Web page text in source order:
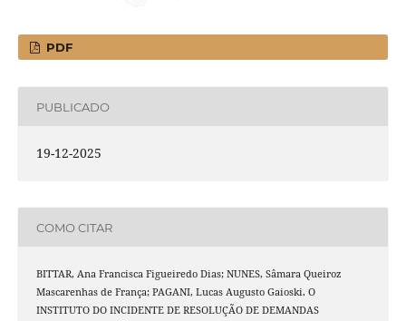
PDF
PUBLICADO
19-12-2025
COMO CITAR
BITTAR, Ana Francisca Figueiredo Dias; NUNES, Sâmara Queiroz
Mascarenhas de França; PAGANI, Lucas Augusto Gaioski. O
INSTITUTO DO INCIDENTE DE RESOLUÇÃO DE DEMANDAS